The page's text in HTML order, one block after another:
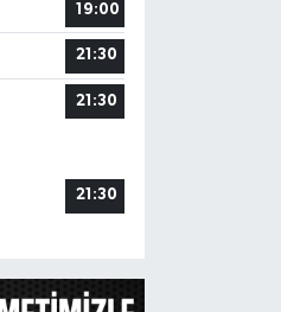
19:00
21:30
21:30
21:30